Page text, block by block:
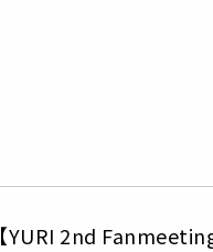
【YURI 2nd